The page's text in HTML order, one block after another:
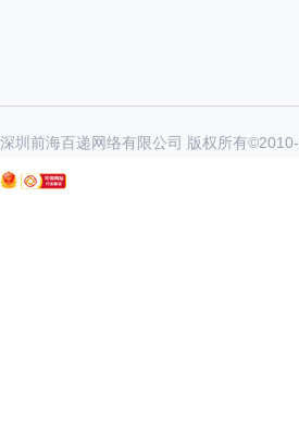
深圳前海百递网络有限公司 版权所有©2010-